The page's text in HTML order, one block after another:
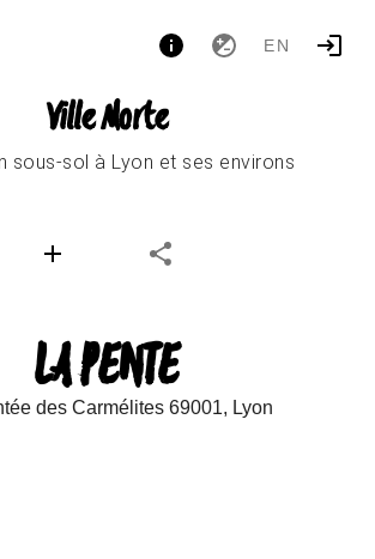
EN
Ville Morte
sous-sol à Lyon et ses environs
LA PENTE
des Carmélites 69001, Lyon